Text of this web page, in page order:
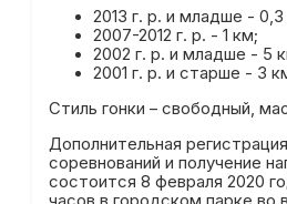
2013 г. р. и младше -
2007-2012 г. р. - 1 км;
2002 г. р. и младше - 5
2001 г. р. и старше - 3
Стиль гонки – свободный,
Дополнительная
соревнований и получение
состоится 8 февраля 2020